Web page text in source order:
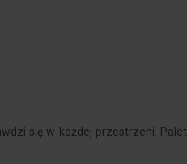
się w każdej przestrzeni.